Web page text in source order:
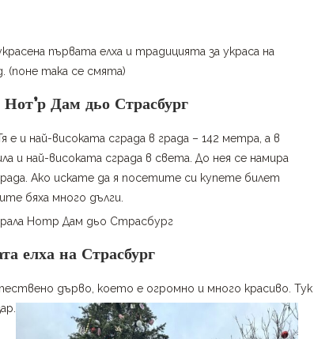
първата елха и традицията за украса на
така се смята)
Нот’р Дам дьо Страсбург
е и най-високата сграда в града – 142 метра, а в
и най-високата сграда в света. До нея се намира
Ако искате да я посетите си купете билет
бяха много дълги.
елха на Страсбург
дърво, което е огромно и много красиво. Тук